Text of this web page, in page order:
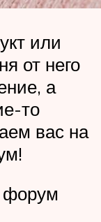
или
от него
а
то
вас на
форум